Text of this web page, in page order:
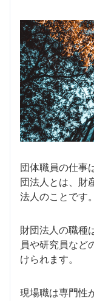
団体職員の仕事
団法人とは、財
法人のことです。
財団法人の職種
員や研究員など
けられます。
現場職は専門性